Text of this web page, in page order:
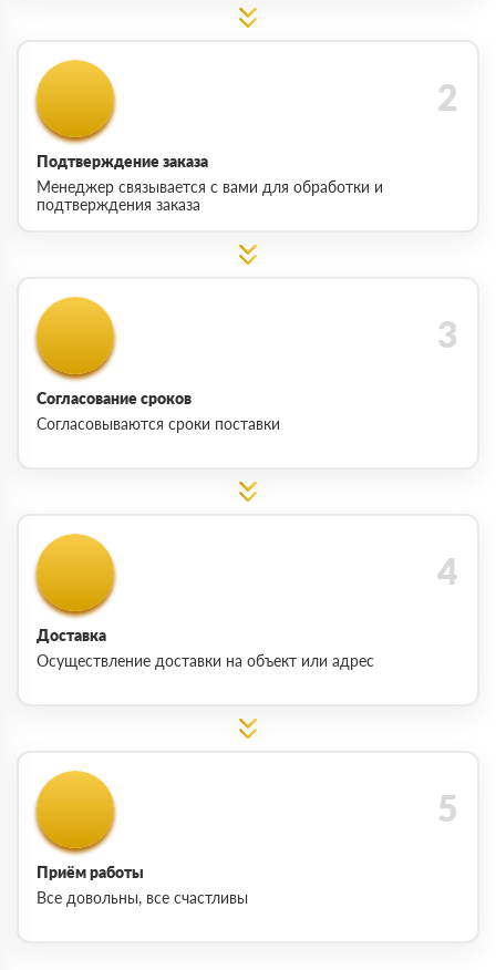
Подтверждение заказа
Менеджер связывается с вами для обработки и
подтверждения заказа
Согласование сроков
Согласовываются сроки поставки
Доставка
Осуществление доставки на объект или адрес
Приём работы
Все довольны, все счастливы